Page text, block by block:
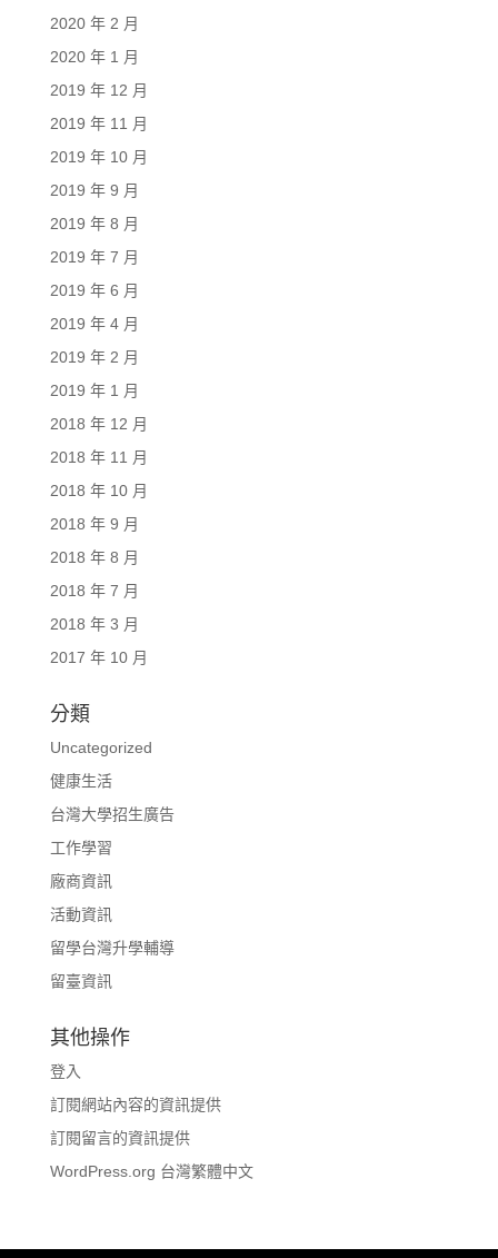
2020 年 2 月
2020 年 1 月
2019 年 12 月
2019 年 11 月
2019 年 10 月
2019 年 9 月
2019 年 8 月
2019 年 7 月
2019 年 6 月
2019 年 4 月
2019 年 2 月
2019 年 1 月
2018 年 12 月
2018 年 11 月
2018 年 10 月
2018 年 9 月
2018 年 8 月
2018 年 7 月
2018 年 3 月
2017 年 10 月
分類
Uncategorized
健康生活
台灣大學招生廣告
工作學習
廠商資訊
活動資訊
留學台灣升學輔導
留臺資訊
其他操作
登入
訂閱網站內容的資訊提供
訂閱留言的資訊提供
WordPress.org 台灣繁體中文